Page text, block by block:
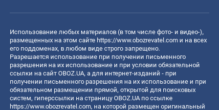
Использование любых материалов (в том числе фото- и видео-),
размещенных на этом сайте https://www.obozrevatel.com и на всех
его поддоменах, в любом виде строго запрещено.
Разрешается использование при получении письменного
разрешения на их использование и при условии обязательной
ссылки на сайт OBOZ.UA, а для интернет-изданий - при
получении письменного разрешения на их использование и при
обязательном размещении прямой, открытой для поисковых
систем, гиперссылки на страницу OBOZ.UA по ссылке
https://www.obozrevatel.com, на которой размещен оригинальный